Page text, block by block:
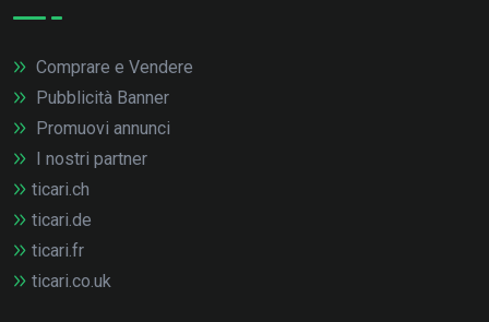
Comprare e Vendere
Pubblicità Banner
Promuovi annunci
I nostri partner
ticari.ch
ticari.de
ticari.fr
ticari.co.uk